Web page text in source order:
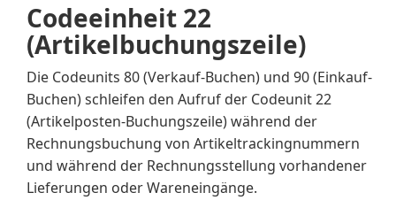
Codeeinheit 22
(Artikelbuchungszeile)
Die Codeunits 80 (Verkauf-Buchen) und 90 (Einkauf-
Buchen) schleifen den Aufruf der Codeunit 22
(Artikelposten-Buchungszeile) während der
Rechnungsbuchung von Artikeltrackingnummern
und während der Rechnungsstellung vorhandener
Lieferungen oder Wareneingänge.